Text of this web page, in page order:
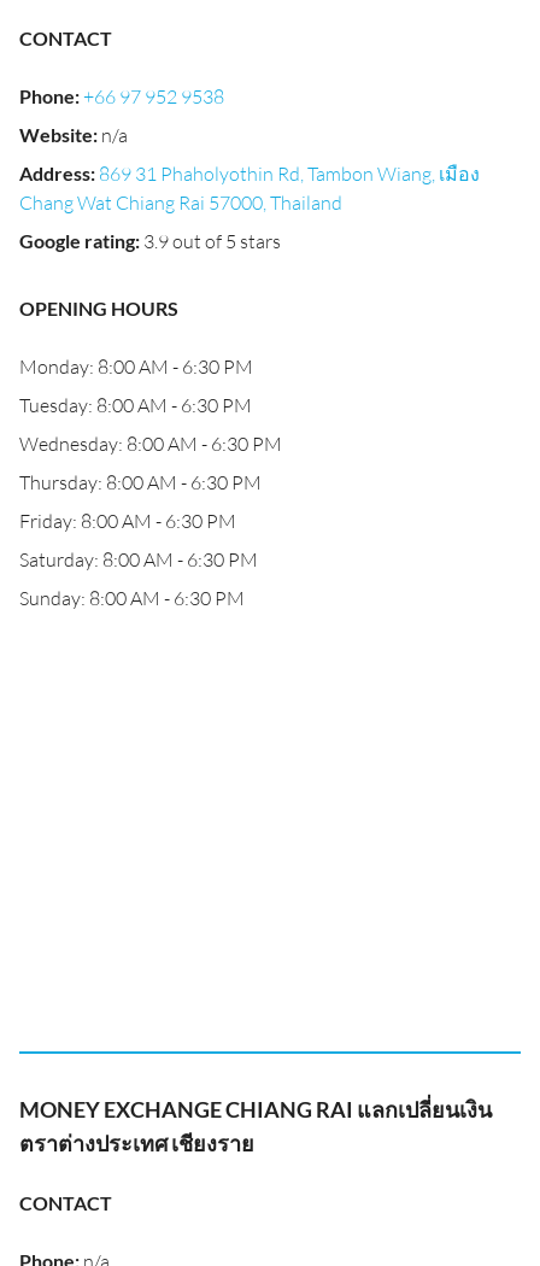
CONTACT
Phone:+66 97 952 9538
Website: n/a
Address: 869 31 Phaholyothin Rd, Tambon Wiang, เมือง
Chang Wat Chiang Rai 57000, Thailand
Google rating: 3.9 out of 5 stars
OPENING HOURS
Monday: 8:00 AM - 6:30 PM
Tuesday: 8:00 AM - 6:30 PM
Wednesday: 8:00 AM - 6:30 PM
Thursday: 8:00 AM - 6:30 PM
Friday: 8:00 AM - 6:30 PM
Saturday: 8:00 AM - 6:30 PM
Sunday: 8:00 AM - 6:30 PM
MONEY EXCHANGE CHIANG RAI แลกเปลี่ยนเงิน
ตราต่างประเทศ เชียงราย
CONTACT
Phone: n/a